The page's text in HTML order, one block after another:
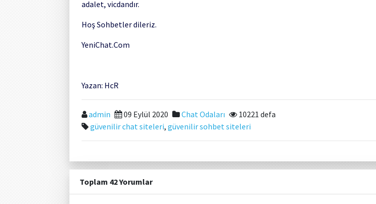
adalet, vicdandır.
Hoş Sohbetler dileriz.
YeniChat.Com
Yazan: HcR
admin 09 Eylül 2020 Chat Odaları
10221 defa
güvenilir chat siteleri, güvenilir sohbet siteleri
Toplam 42 Yorumlar